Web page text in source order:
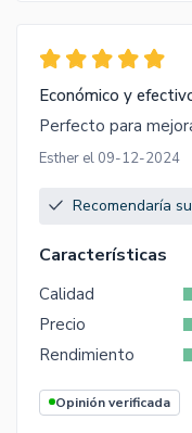
Económico y
Perfecto para
Esther el 09-12-2024
Recomendaría
Características
Calidad
Precio
Rendimiento
Opinión verificada